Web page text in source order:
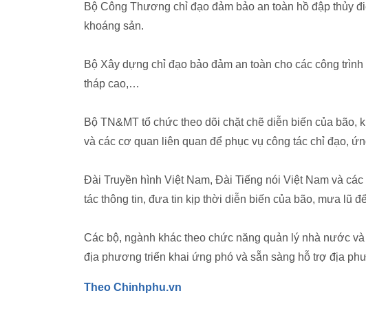
Bộ Công Thương chỉ đạo đảm bảo an toàn hồ đập thủy
khoáng sản.
Bộ Xây dựng chỉ đạo bảo đảm an toàn cho các công
tháp cao,…
Bộ TN&MT tổ chức theo dõi chặt chẽ diễn biến của
và các cơ quan liên quan để phục vụ công tác chỉ đạo,
Đài Truyền hình Việt Nam, Đài Tiếng nói Việt Nam và
tác thông tin, đưa tin kịp thời diễn biến của bão, mưa lũ
Các bộ, ngành khác theo chức năng quản lý nhà nước
địa phương triển khai ứng phó và sẵn sàng hỗ trợ địa
Theo Chinhphu.vn